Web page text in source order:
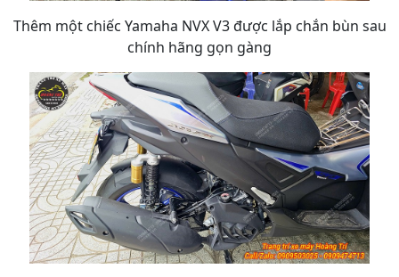
Thêm một chiếc Yamaha NVX V3 được lắp chắn bùn sau
chính hãng gọn gàng